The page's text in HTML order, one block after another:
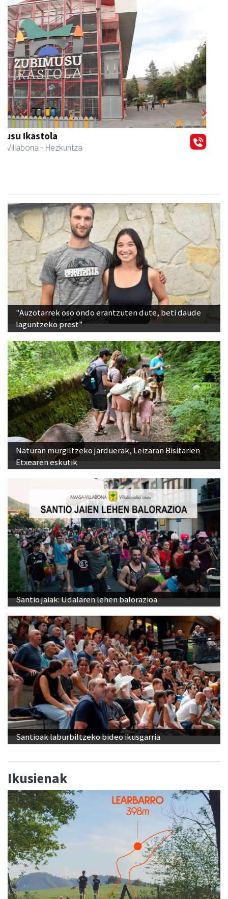
Amasa-Villabonako Udala
Amasa-Villabona - Udaletxeak
Previous Next
"Auzotarrek oso ondo erantzuten dute, beti daude
laguntzeko prest"
Naturan murgiltzeko jarduerak, Leizaran Bisitarien
Etxearen eskutik
Santio jaiak: Udalaren lehen balorazioa
Santioak laburbiltzeko bideo ikusgarria
Ikusienak